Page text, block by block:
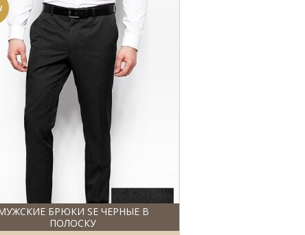
БРЮКИ SE ЧЕРНЫЕ В
ПОЛОСКУ